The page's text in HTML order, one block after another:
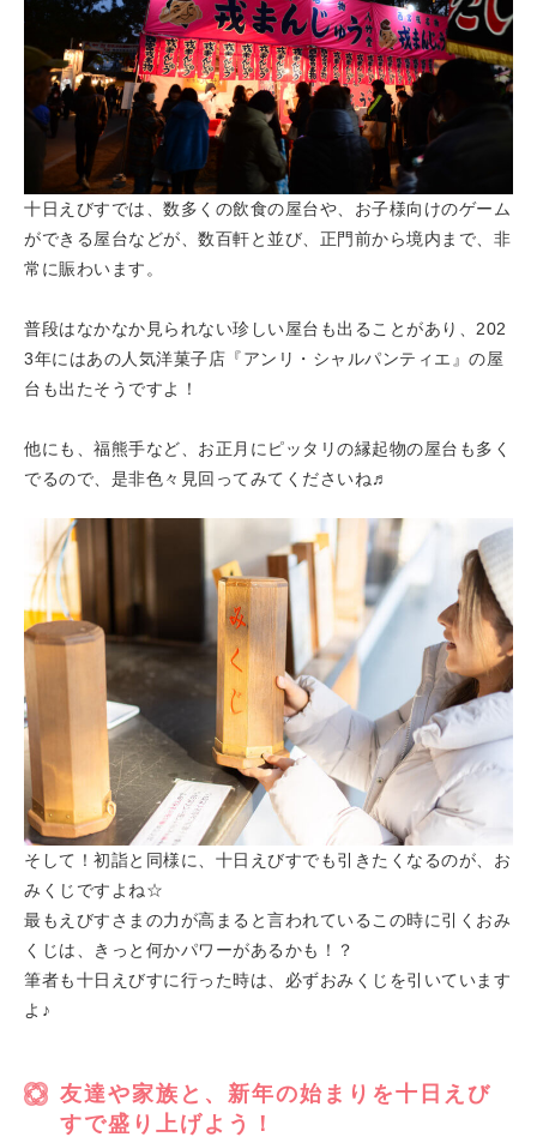
十日えびすでは、数多くの飲食の屋台や、お子様向けのゲーム
ができる屋台などが、数百軒と並び、正門前から境内まで、非
常に賑わいます。
普段はなかなか見られない珍しい屋台も出ることがあり、202
3年にはあの人気洋菓子店『アンリ・シャルパンティエ』の屋
台も出たそうですよ！
他にも、福熊手など、お正月にピッタリの縁起物の屋台も多く
でるので、是非色々見回ってみてくださいね♬
そして！初詣と同様に、十日えびすでも引きたくなるのが、お
みくじですよね☆
最もえびすさまの力が高まると言われているこの時に引くおみ
くじは、きっと何かパワーがあるかも！？
筆者も十日えびすに行った時は、必ずおみくじを引いています
よ♪
友達や家族と、新年の始まりを十日えび
すで盛り上げよう！